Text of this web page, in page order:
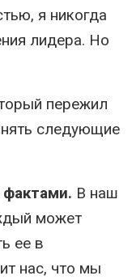
я никогда
лидера. Но
пережил
следующие
фактами. В наш
может
ее в
нас, что мы